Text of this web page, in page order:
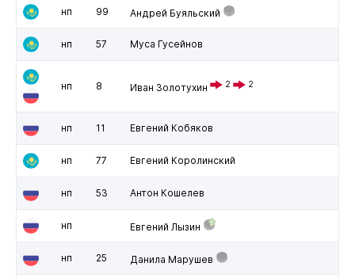
нп 99 Андрей Буяльский
нп 57 Муса Гусейнов
нп 8 Иван Золотухин 2 2
нп 11 Евгений Кобяков
нп 77 Евгений Королинский
нп 53 Антон Кошелев
нп Евгений Лызин
нп 25 Данила Марушев